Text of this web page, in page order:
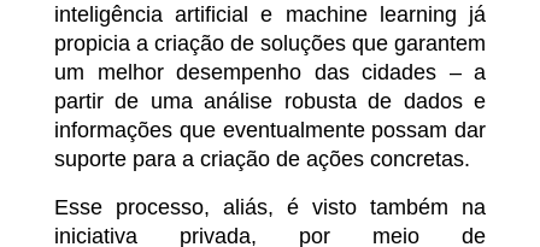
inteligência artificial e machine learning já
propicia a criação de soluções que garantem
um melhor desempenho das cidades – a
partir de uma análise robusta de dados e
informações que eventualmente possam dar
suporte para a criação de ações concretas.
Esse processo, aliás, é visto também na
iniciativa privada, por meio de